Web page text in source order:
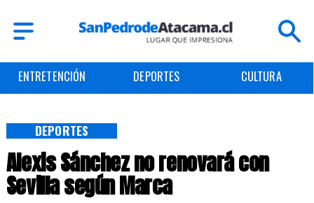
ENTRETENCIÓN DEPORTES CULTURA
Alexis Sánchez no renovará con
Sevilla según Marca
DEPORTES